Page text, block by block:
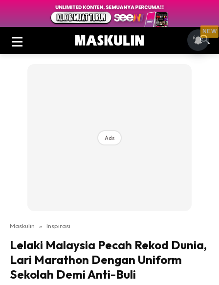
Ads
Maskulin » Inspirasi
Lelaki Malaysia Pecah Rekod Dunia,
Lari Marathon Dengan Uniform
Sekolah Demi Anti-Buli
NEW